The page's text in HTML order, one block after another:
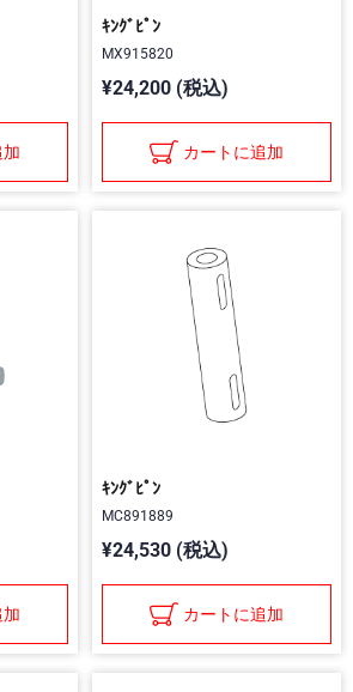
ｷﾝｸﾞﾋﾟﾝ
MX915820
¥24,200 (税込)
カートに追加
ｷﾝｸﾞﾋﾟﾝ
MC891889
¥24,530 (税込)
カートに追加